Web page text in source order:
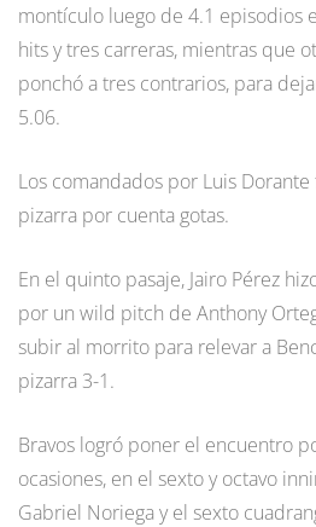
montículo luego de 4.1 episodios
hits y tres carreras, mientras que
ponchó a tres contrarios, para
5.06.
Los comandados por Luis
pizarra por cuenta gotas.
En el quinto pasaje, Jairo Pérez
por un wild pitch de Anthony
subir al morrito para relevar a
pizarra 3-1.
Bravos logró poner el encuentro
ocasiones, en el sexto y octavo
Gabriel Noriega y el sexto